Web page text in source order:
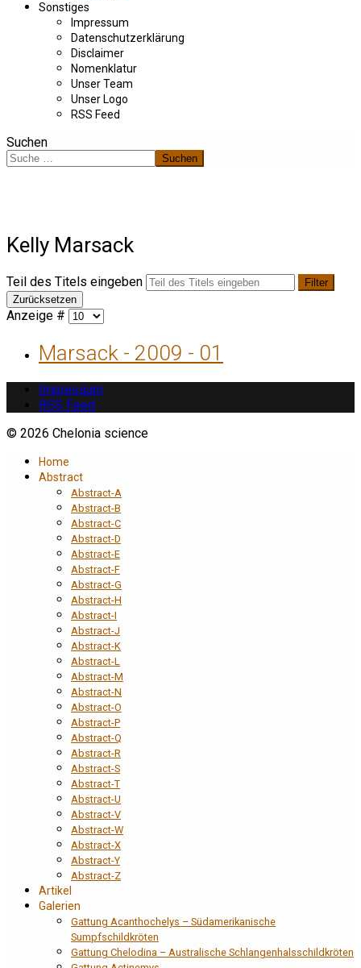
Sonstiges
Impressum
Datenschutzerklärung
Disclaimer
Nomenklatur
Unser Team
Unser Logo
RSS Feed
Suchen
Suchen
Kelly Marsack
Teil des Titels eingeben
Filter
Zurücksetzen
Anzeige #
Marsack - 2009 - 01
Impressum
RSS Feed
© 2026 Chelonia science
Home
Abstract
Abstract-A
Abstract-B
Abstract-C
Abstract-D
Abstract-E
Abstract-F
Abstract-G
Abstract-H
Abstract-I
Abstract-J
Abstract-K
Abstract-L
Abstract-M
Abstract-N
Abstract-O
Abstract-P
Abstract-Q
Abstract-R
Abstract-S
Abstract-T
Abstract-U
Abstract-V
Abstract-W
Abstract-X
Abstract-Y
Abstract-Z
Artikel
Galerien
Gattung Acanthochelys – Südamerikanische
Sumpfschildkröten
Gattung Chelodina – Australische Schlangenhalsschildkröten